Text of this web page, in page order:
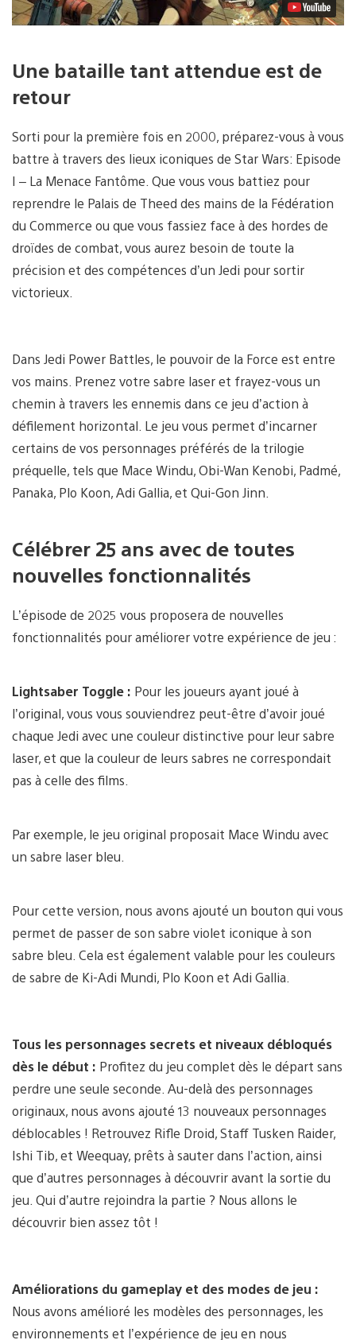
Une bataille tant attendue est de
retour
Sorti pour la première fois en 2000, préparez-vous à vous
battre à travers des lieux iconiques de Star Wars: Episode
I – La Menace Fantôme. Que vous vous battiez pour
reprendre le Palais de Theed des mains de la Fédération
du Commerce ou que vous fassiez face à des hordes de
droïdes de combat, vous aurez besoin de toute la
précision et des compétences d’un Jedi pour sortir
victorieux.
Dans Jedi Power Battles, le pouvoir de la Force est entre
vos mains. Prenez votre sabre laser et frayez-vous un
chemin à travers les ennemis dans ce jeu d’action à
défilement horizontal. Le jeu vous permet d’incarner
certains de vos personnages préférés de la trilogie
préquelle, tels que Mace Windu, Obi-Wan Kenobi, Padmé,
Panaka, Plo Koon, Adi Gallia, et Qui-Gon Jinn.
Célébrer 25 ans avec de toutes
nouvelles fonctionnalités
L’épisode de 2025 vous proposera de nouvelles
fonctionnalités pour améliorer votre expérience de jeu :
Lightsaber Toggle : Pour les joueurs ayant joué à
l’original, vous vous souviendrez peut-être d’avoir joué
chaque Jedi avec une couleur distinctive pour leur sabre
laser, et que la couleur de leurs sabres ne correspondait
pas à celle des films.
Par exemple, le jeu original proposait Mace Windu avec
un sabre laser bleu.
Pour cette version, nous avons ajouté un bouton qui vous
permet de passer de son sabre violet iconique à son
sabre bleu. Cela est également valable pour les couleurs
de sabre de Ki-Adi Mundi, Plo Koon et Adi Gallia.
Tous les personnages secrets et niveaux débloqués
dès le début : Profitez du jeu complet dès le départ sans
perdre une seule seconde. Au-delà des personnages
originaux, nous avons ajouté 13 nouveaux personnages
déblocables ! Retrouvez Rifle Droid, Staff Tusken Raider,
Ishi Tib, et Weequay, prêts à sauter dans l’action, ainsi
que d’autres personnages à découvrir avant la sortie du
jeu. Qui d’autre rejoindra la partie ? Nous allons le
découvrir bien assez tôt !
Améliorations du gameplay et des modes de jeu :
Nous avons amélioré les modèles des personnages, les
environnements et l’expérience de jeu en nous